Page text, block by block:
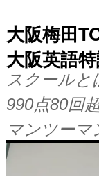
大阪梅田
大阪英語
スクールと
990点80回
マンツー